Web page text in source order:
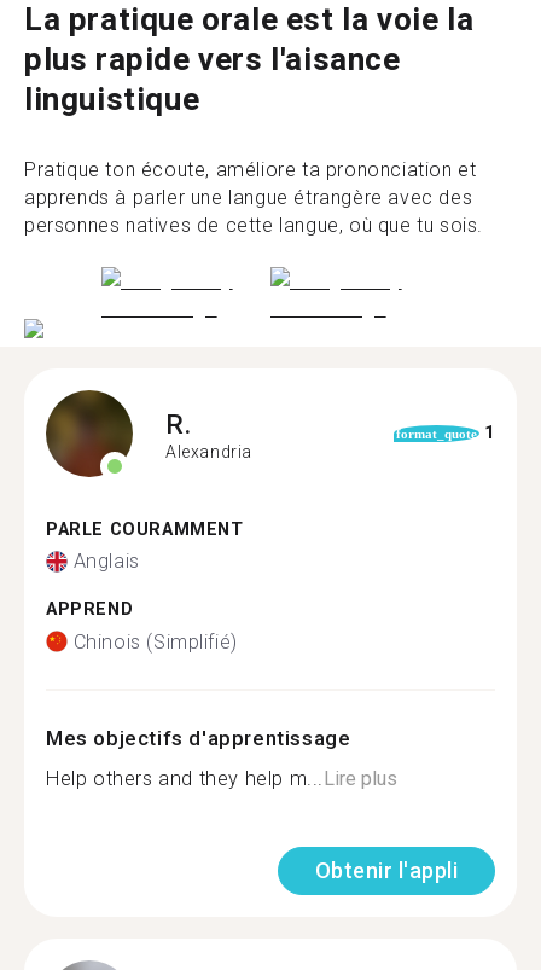
La pratique orale est la voie la
plus rapide vers l'aisance
linguistique
Pratique ton écoute, améliore ta prononciation et
apprends à parler une langue étrangère avec des
personnes natives de cette langue, où que tu sois.
R.
Alexandria
format_quote 1
PARLE COURAMMENT
Anglais
APPREND
Chinois (Simplifié)
Mes objectifs d'apprentissage
Help others and they help m... Lire plus
Obtenir l'appli